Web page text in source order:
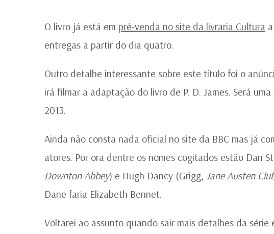
O livro já está em pré-venda no site da livraria Cultura
entregas a partir do dia quatro.
Outro detalhe interessante sobre este título foi o
irá filmar a adaptação do livro de P. D. James. Será
2013.
Ainda não consta nada oficial no site da BBC mas já
atores. Por ora dentre os nomes cogitados estão Dan
Downton Abbey) e Hugh Dancy (Grigg, Jane Austen
Dane faria Elizabeth Bennet.
Voltarei ao assunto quando sair mais detalhes da